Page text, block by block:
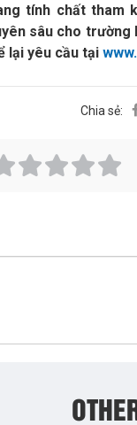
tính chất
sâu cho
lại yêu cầu tại
Chia sẻ: